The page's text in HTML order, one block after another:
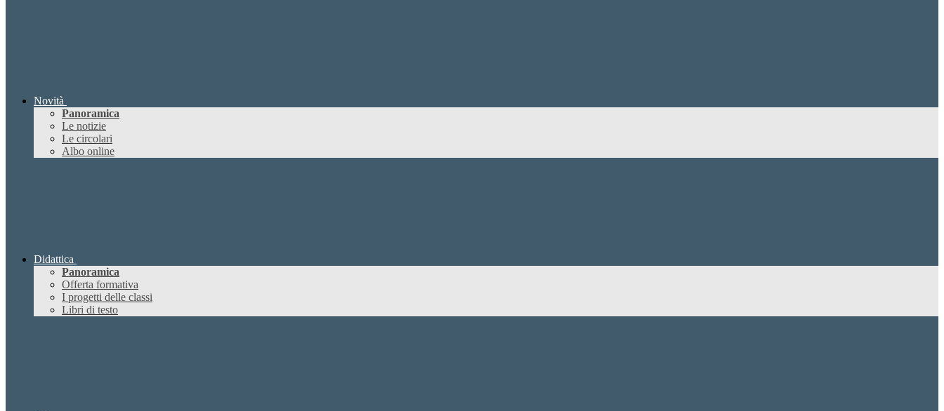
Novità
Panoramica
Le notizie
Le circolari
Albo online
Didattica
Panoramica
Offerta formativa
I progetti delle classi
Libri di testo